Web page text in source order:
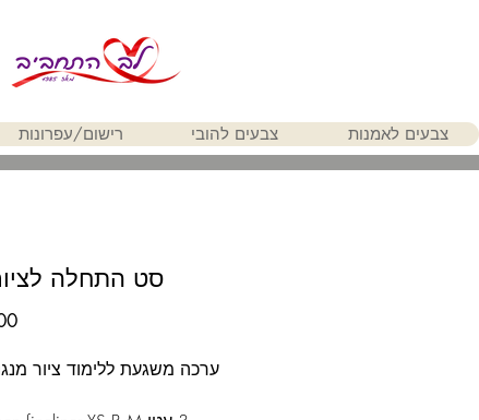
צבעים לאמנות צבעים להובי רישום/עפרונות
סט התחלה
ערכה משגעת ללימוד ציור